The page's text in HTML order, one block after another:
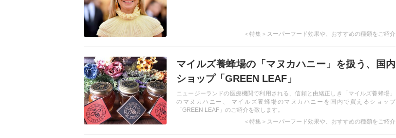
＜特集＞スーパーフード効果や、おすすめの種類をご紹介
マイルズ養蜂場の「マヌカハニー」を扱う、国内
ショップ「GREEN LEAF」
ニュージーランドの医療機関で利用される、信頼と由緒正しき「マイルズ養蜂場」
のマヌカハニー、 マイルズ養蜂場のマヌカハニーを国内で買えるショップ
「GREEN LEAF」のご紹介を致します。
＜特集＞スーパーフード効果や、おすすめの種類をご紹介